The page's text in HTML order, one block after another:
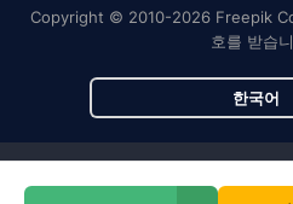
Copyright © 2010-2026 Freepik
호를 받습
한국어